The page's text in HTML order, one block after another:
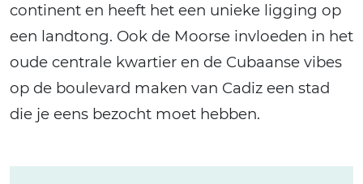
continent en heeft het een unieke ligging op
een landtong. Ook de Moorse invloeden in het
oude centrale kwartier en de Cubaanse vibes
op de boulevard maken van Cadiz een stad
die je eens bezocht moet hebben.